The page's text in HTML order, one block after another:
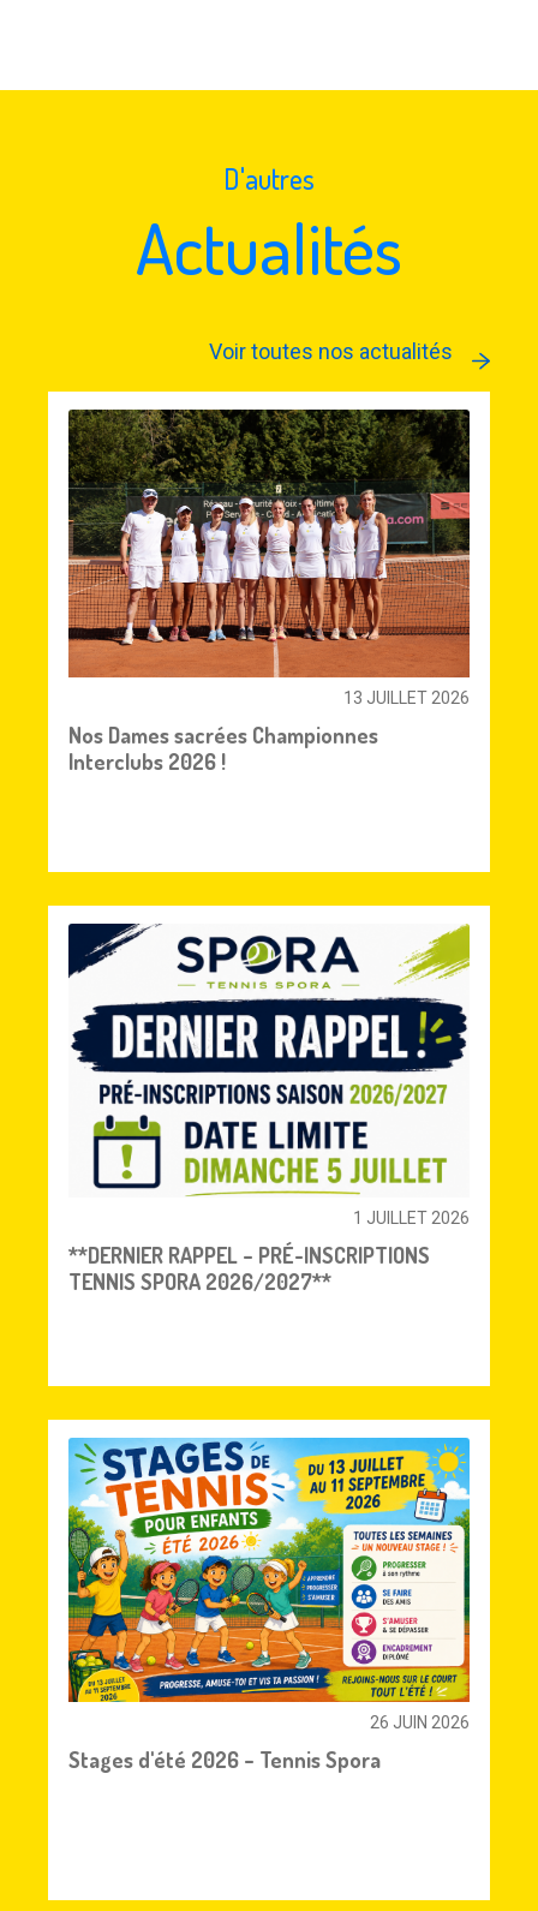
D'autres
Actualités
Voir toutes nos actualités
13 JUILLET 2026
Nos Dames sacrées Championnes
Interclubs 2026 !
1 JUILLET 2026
**DERNIER RAPPEL – PRÉ-INSCRIPTIONS
TENNIS SPORA 2026/2027**
26 JUIN 2026
Stages d'été 2026 – Tennis Spora